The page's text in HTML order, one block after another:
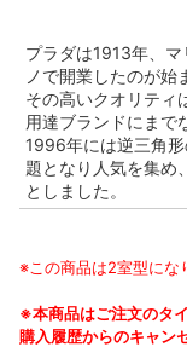
プラダは1913年、
ノで開業したのが始
その高いクオリティ
用達ブランドにまで
1996年には逆三角
題となり人気を集め
としました。
※この商品は2室型にな
※本商品はご注文のタ
購入履歴からのキャン